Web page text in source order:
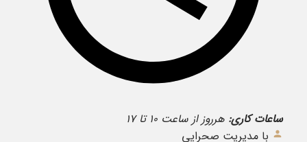
ساعات کاری: هرروز از ساعت ۱۰ تا ۱۷
با مدیریت صحرایی